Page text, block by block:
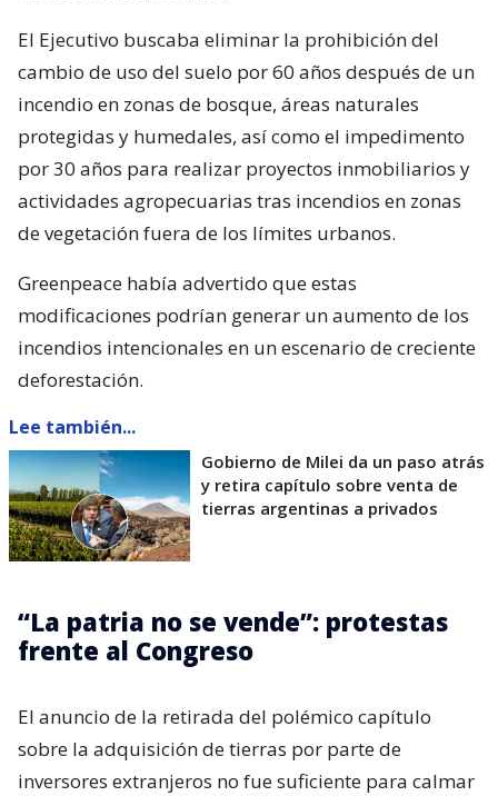
El Ejecutivo buscaba eliminar la prohibición del
cambio de uso del suelo por 60 años después de un
incendio en zonas de bosque, áreas naturales
protegidas y humedales, así como el impedimento
por 30 años para realizar proyectos inmobiliarios y
actividades agropecuarias tras incendios en zonas
de vegetación fuera de los límites urbanos.
Greenpeace había advertido que estas
modificaciones podrían generar un aumento de los
incendios intencionales en un escenario de creciente
deforestación.
Lee también...
Gobierno de Milei da un paso atrás
y retira capítulo sobre venta de
tierras argentinas a privados
“La patria no se vende”: protestas
frente al Congreso
El anuncio de la retirada del polémico capítulo
sobre la adquisición de tierras por parte de
inversores extranjeros no fue suficiente para calmar